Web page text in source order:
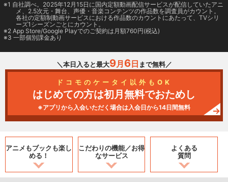
1 自社調べ。2025年12月15日に国内定額動画配信サービスが配信していたアニ
メ、2.5次元・舞台、声優・音楽コンテンツの作品数を調査員がカウント。
各社の定額制動画サービスにおける作品数のカウントにあたって、TVシリ
ーズ1シーズンごとにカウント。
2 App Store/Google Playでのご契約は月額760円(税込)
3 一部個別課金あり
＼本日入ると最大9月 6日 まで無料／
ドコモのケータイ以外もOK
はじめての方は初月無料でおためし
※アプリから入会いただく場合は入会日から14日間無料
アニメもブックも楽し
める！
こだわりの機能／お得
なサービス
よくある
質問